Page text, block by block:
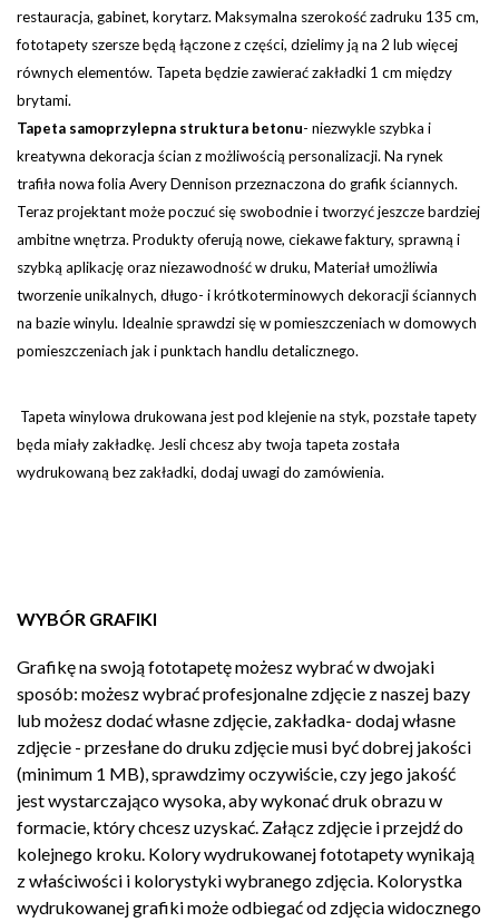
restauracja, gabinet, korytarz.Maksymalna szerokość zadruku 135 cm,
fototapety szersze będą łączone z części, dzielimy ją na 2 lub więcej
równych elementów. Tapeta będzie zawierać zakładki 1 cm między
brytami.
Tapeta samoprzylepna struktura betonu- niezwykle szybka i
kreatywna dekoracja ścian z możliwością personalizacji. Na rynek
trafiła nowa folia Avery Dennison przeznaczona do grafik ściannych.
Teraz projektant może poczuć się swobodnie i tworzyć jeszcze bardziej
ambitne wnętrza. Produkty oferują nowe, ciekawe faktury, sprawną i
szybką aplikację oraz niezawodność w druku, Materiał umożliwia
tworzenie unikalnych, długo- i krótkoterminowych dekoracji ściannych
na bazie winylu. Idealnie sprawdzi się w pomieszczeniach w domowych
pomieszczeniach jak i punktach handlu detalicznego.
Tapeta winylowa drukowana jest pod klejenie na styk, pozstałe tapety
będa miały zakładkę. Jesli chcesz aby twoja tapeta została
wydrukowaną bez zakładki, dodaj uwagi do zamówienia.
WYBÓR GRAFIKI
Grafikę na swoją fototapetę możesz wybrać w dwojaki
sposób: możesz wybrać profesjonalne zdjęcie z naszej bazy
lub możesz dodać własne zdjęcie, zakładka- dodaj własne
zdjęcie - przesłane do druku zdjęcie musi być dobrej jakości
(minimum 1 MB), sprawdzimy oczywiście, czy jego jakość
jest wystarczająco wysoka, aby wykonać druk obrazu w
formacie, który chcesz uzyskać. Załącz zdjęcie i przejdź do
kolejnego kroku. Kolory wydrukowanej fototapety wynikają
z właściwości i kolorystyki wybranego zdjęcia. Kolorystka
wydrukowanej grafiki może odbiegać od zdjęcia widocznego